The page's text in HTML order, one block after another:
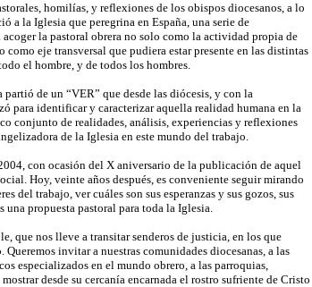
homilías, y reflexiones de los obispos diocesanos, a lo
a la Iglesia que peregrina en España, una serie de
la pastoral obrera no solo como la actividad propia de
eje transversal que pudiera estar presente en las distintas
el hombre, y de todos los hombres.
de un “VER” que desde las diócesis, y con la
para identificar y caracterizar aquella realidad humana en la
conjunto de realidades, análisis, experiencias y reflexiones
de la Iglesia en este mundo del trabajo.
con ocasión del X aniversario de la publicación de aquel
Hoy, veinte años después, es conveniente seguir mirando
del trabajo, ver cuáles son sus esperanzas y sus gozos, sus
propuesta pastoral para toda la Iglesia.
que nos lleve a transitar senderos de justicia, en los que
invitar a nuestras comunidades diocesanas, a las
especializados en el mundo obrero, a las parroquias,
desde su cercanía encarnada el rostro sufriente de Cristo